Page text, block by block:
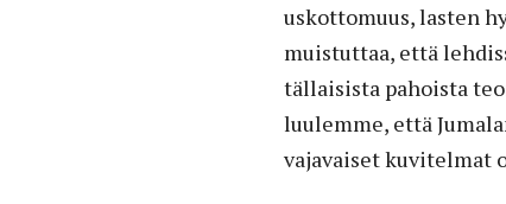
uskottomuus, lasten
muistuttaa, että
tällaisista pahoista
luulemme, että
vajavaiset kuvitelmat